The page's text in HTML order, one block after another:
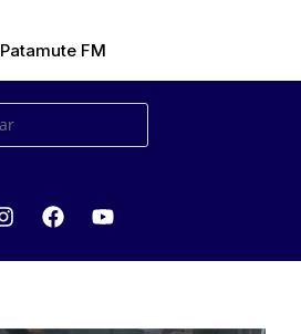
Patamute FM